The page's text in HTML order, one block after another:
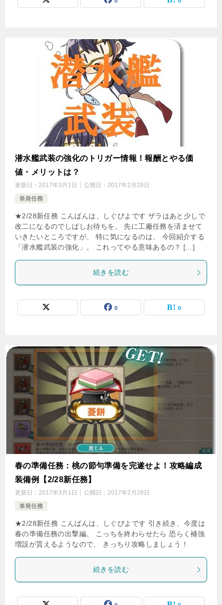
潜水艦武装の強化のトリガー情報！報酬とやる価
値・メリットは？
更新日： 2017年3月1日 公開日： 2017年2月28日
単発任務
★2/28新任務 こんばんは、しぐぴよです ザラはあと少しで
改二になるのでしばしお待ちを。 先に工廠任務を済ませて
いきたいところですが、 特に気になるのは、 今回紹介する
「潜水艦武装の強化」。 これってやる意味あるの？ […]
続きを読む
0 0
春の準備任務：桃の節句準備を完遂せよ！攻略編成
装備例【2/28新任務】
更新日： 2017年3月1日 公開日： 2017年2月28日
単発任務
★2/28新任務 こんばんは、しぐぴよです 引き続き、今度は
春の準備任務の出撃編。 こっちを終わらせたら 恐らく補強
増設が貰えるようなので、 きっちり攻略しましょう！
続きを読む